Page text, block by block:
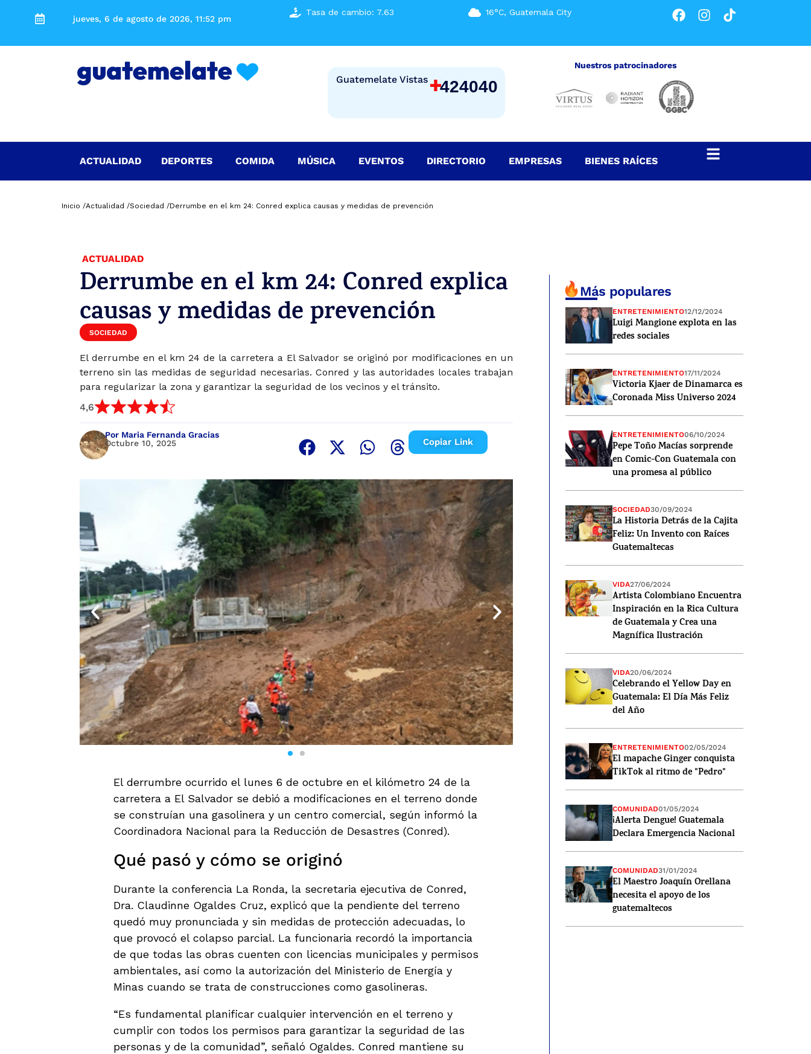
jueves, 6 de agosto de 2026, 11:52 pm
Tasa de cambio: 7.63 16°C, Guatemala City
Guatemelate Vistas +424040
Nuestros patrocinadores
ACTUALIDAD DEPORTES COMIDA MÚSICA EVENTOS DIRECTORIO EMPRESAS BIENES RAÍCES
Inicio /Actualidad /Sociedad /Derrumbe en el km 24: Conred explica causas y medidas de prevención
ACTUALIDAD
Derrumbe en el km 24: Conred explica
causas y medidas de prevención
SOCIEDAD
El derrumbe en el km 24 de la carretera a El Salvador se originó por modificaciones en un
terreno sin las medidas de seguridad necesarias. Conred y las autoridades locales trabajan
para regularizar la zona y garantizar la seguridad de los vecinos y el tránsito.
4,6
Por Maria Fernanda Gracias
Octubre 10, 2025
Copiar Link
El derrumbre ocurrido el lunes 6 de octubre en el kilómetro 24 de la
carretera a El Salvador se debió a modificaciones en el terreno donde
se construían una gasolinera y un centro comercial, según informó la
Coordinadora Nacional para la Reducción de Desastres (Conred).
Qué pasó y cómo se originó
Durante la conferencia La Ronda, la secretaria ejecutiva de Conred,
Dra. Claudinne Ogaldes Cruz, explicó que la pendiente del terreno
quedó muy pronunciada y sin medidas de protección adecuadas, lo
que provocó el colapso parcial. La funcionaria recordó la importancia
de que todas las obras cuenten con licencias municipales y permisos
ambientales, así como la autorización del Ministerio de Energía y
Minas cuando se trata de construcciones como gasolineras.
“Es fundamental planificar cualquier intervención en el terreno y
cumplir con todos los permisos para garantizar la seguridad de las
personas y de la comunidad”, señaló Ogaldes. Conred mantiene su
Más populares
ENTRETENIMIENTO12/12/2024
Luigi Mangione explota en las
redes sociales
ENTRETENIMIENTO17/11/2024
Victoria Kjaer de Dinamarca es
Coronada Miss Universo 2024
ENTRETENIMIENTO06/10/2024
Pepe Toño Macías sorprende
en Comic-Con Guatemala con
una promesa al público
SOCIEDAD30/09/2024
La Historia Detrás de la Cajita
Feliz: Un Invento con Raíces
Guatemaltecas
VIDA27/06/2024
Artista Colombiano Encuentra
Inspiración en la Rica Cultura
de Guatemala y Crea una
Magnífica Ilustración
VIDA20/06/2024
Celebrando el Yellow Day en
Guatemala: El Día Más Feliz
del Año
ENTRETENIMIENTO02/05/2024
El mapache Ginger conquista
TikTok al ritmo de "Pedro"
COMUNIDAD01/05/2024
¡Alerta Dengue! Guatemala
Declara Emergencia Nacional
COMUNIDAD31/01/2024
El Maestro Joaquín Orellana
necesita el apoyo de los
guatemaltecos